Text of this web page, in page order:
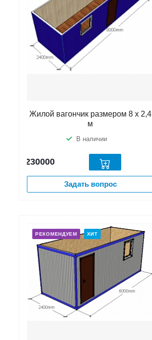
Жилой вагончик размером 8 х 2,4
м
В наличии
230000
Задать вопрос
РЕКОМЕНДУЕМ ХИТ